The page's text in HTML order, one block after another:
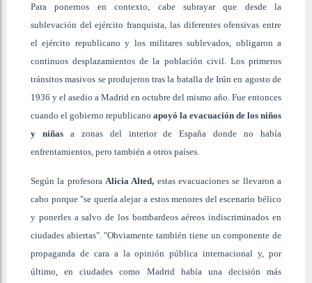
Para ponernos en contexto, cabe subrayar que desde la
sublevación del ejército franquista, las diferentes ofensivas entre
el ejército republicano y los militares sublevados, obligaron a
continuos desplazamientos de la población civil. Los primeros
tránsitos masivos se produjeron tras la batalla de Irún en agosto de
1936 y el asedio a Madrid en octubre del mismo año. Fue entonces
cuando el gobierno republicano apoyó la evacuación de los niños
y niñas a zonas del interior de España donde no había
enfrentamientos, pero también a otros países.
Según la profesora Alicia Alted, estas evacuaciones se llevaron a
cabo porque "se quería alejar a estos menores del escenario bélico
y ponerles a salvo de los bombardeos aéreos indiscriminados en
ciudades abiertas". "Obviamente también tiene un componente de
propaganda de cara a la opinión pública internacional y, por
último, en ciudades como Madrid había una decisión más